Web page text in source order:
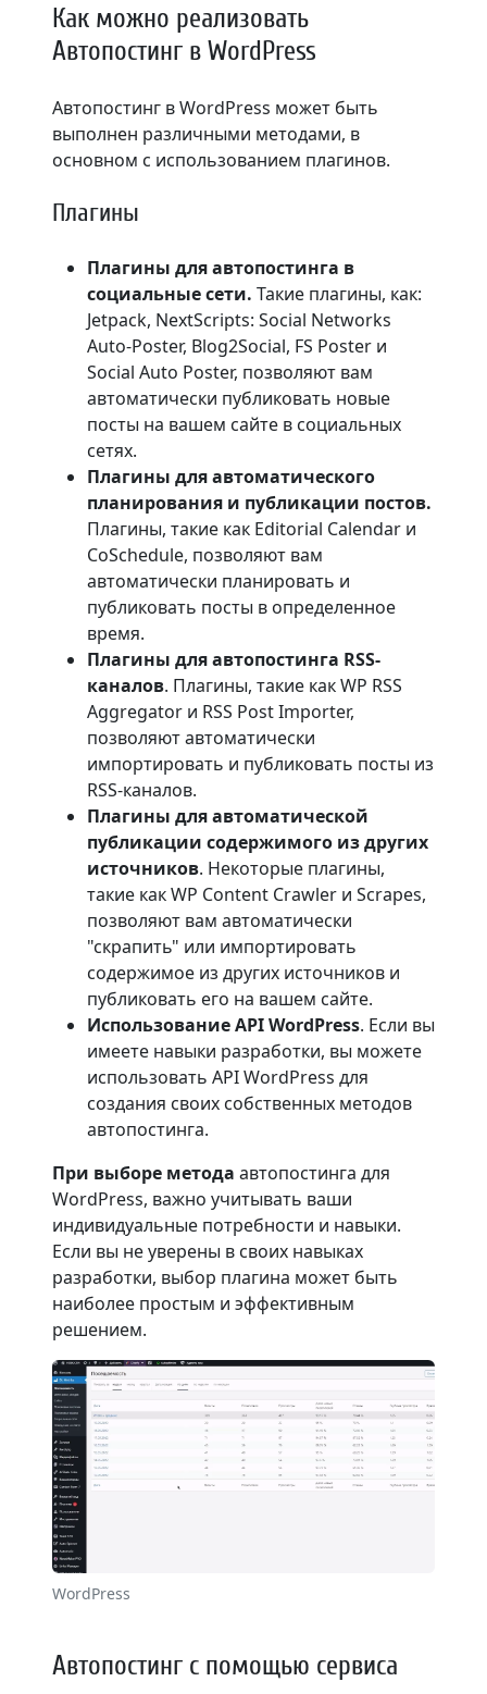
Как можно реализовать
Автопостинг в WordPress
Автопостинг в WordPress может быть
выполнен различными методами, в
основном с использованием плагинов.
Плагины
Плагины для автопостинга в
социальные сети. Такие плагины, как:
Jetpack, NextScripts: Social Networks
Auto-Poster, Blog2Social, FS Poster и
Social Auto Poster, позволяют вам
автоматически публиковать новые
посты на вашем сайте в социальных
сетях.
Плагины для автоматического
планирования и публикации постов.
Плагины, такие как Editorial Calendar и
CoSchedule, позволяют вам
автоматически планировать и
публиковать посты в определенное
время.
Плагины для автопостинга RSS-
каналов. Плагины, такие как WP RSS
Aggregator и RSS Post Importer,
позволяют автоматически
импортировать и публиковать посты из
RSS-каналов.
Плагины для автоматической
публикации содержимого из других
источников. Некоторые плагины,
такие как WP Content Crawler и Scrapes,
позволяют вам автоматически
"скрапить" или импортировать
содержимое из других источников и
публиковать его на вашем сайте.
Использование API WordPress. Если вы
имеете навыки разработки, вы можете
использовать API WordPress для
создания своих собственных методов
автопостинга.
При выборе метода автопостинга для
WordPress, важно учитывать ваши
индивидуальные потребности и навыки.
Если вы не уверены в своих навыках
разработки, выбор плагина может быть
наиболее простым и эффективным
решением.
WordPress
Автопостинг с помощью сервиса